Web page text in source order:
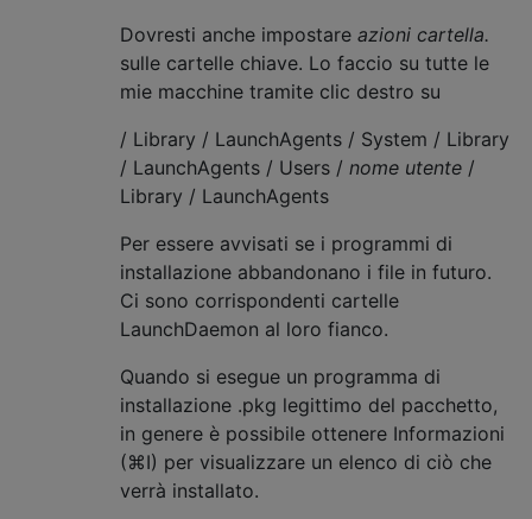
Dovresti anche impostare azioni cartella.
sulle cartelle chiave. Lo faccio su tutte le
mie macchine tramite clic destro su
/ Library / LaunchAgents / System / Library
/ LaunchAgents / Users / nome utente /
Library / LaunchAgents
Per essere avvisati se i programmi di
installazione abbandonano i file in futuro.
Ci sono corrispondenti cartelle
LaunchDaemon al loro fianco.
Quando si esegue un programma di
installazione .pkg legittimo del pacchetto,
in genere è possibile ottenere Informazioni
(⌘I) per visualizzare un elenco di ciò che
verrà installato.